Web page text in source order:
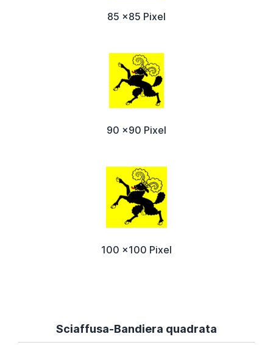
85 x85 Pixel
90 x90 Pixel
100 x100 Pixel
Sciaffusa-Bandiera quadrata